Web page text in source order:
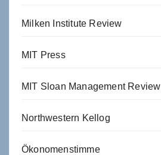
Milken Institute Review
MIT Press
MIT Sloan Management Review
Northwestern Kellog
Ökonomenstimme